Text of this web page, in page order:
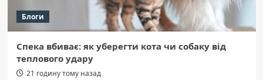
Блоги
Спека вбиває: як уберегти кота чи собаку від
теплового удару
21 годину тому назад